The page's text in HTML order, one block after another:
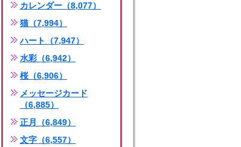
カレンダー（8,077）
猫（7,994）
ハート（7,947）
水彩（6,942）
桜（6,906）
メッセージカード
（6,885）
正月（6,849）
文字（6,557）